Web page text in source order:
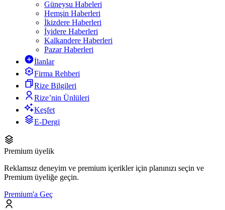
Güneysu Habeleri
Hemşin Haberleri
İkizdere Haberleri
İyidere Haberleri
Kalkandere Haberleri
Pazar Haberleri
İlanlar
Firma Rehberi
Rize Bilgileri
Rize’nin Ünlüleri
Keşfet
E-Dergi
Premium üyelik
Reklamsız deneyim ve premium içerikler için planınızı seçin ve
Premium üyeliğe geçin.
Premium'a Geç